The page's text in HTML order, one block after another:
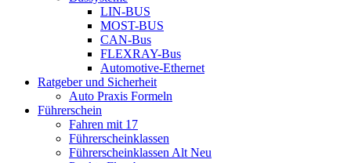
LIN-BUS
MOST-BUS
CAN-Bus
FLEXRAY-Bus
Automotive-Ethernet
Ratgeber und Sicherheit
Auto Praxis Formeln
Führerschein
Fahren mit 17
Führerscheinklassen
Führerscheinklassen Alt Neu